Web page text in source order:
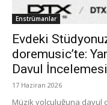
Enstrümanlar
Evdeki
doremusic’te:
Davul İncelemesi
17 Haziran 2026
Müzik yolculuğuna davul